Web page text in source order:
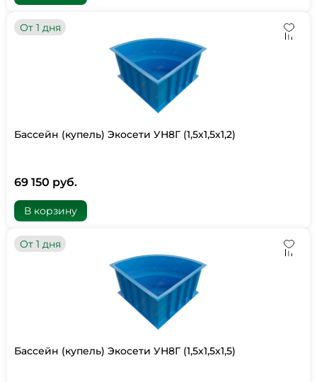
От 1 дня
Бассейн (купель) Экосети УН8Г (1,5х1,5х1,2)
69 150 руб.
В корзину
От 1 дня
Бассейн (купель) Экосети УН8Г (1,5х1,5х1,5)